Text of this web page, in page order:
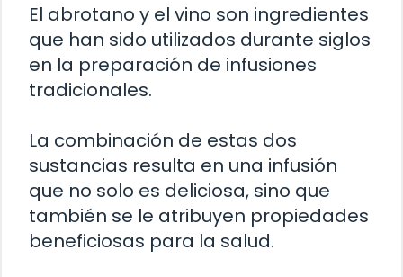
El abrotano y el vino son ingredientes
que han sido utilizados durante siglos
en la preparación de infusiones
tradicionales.
La combinación de estas dos
sustancias resulta en una infusión
que no solo es deliciosa, sino que
también se le atribuyen propiedades
beneficiosas para la salud.